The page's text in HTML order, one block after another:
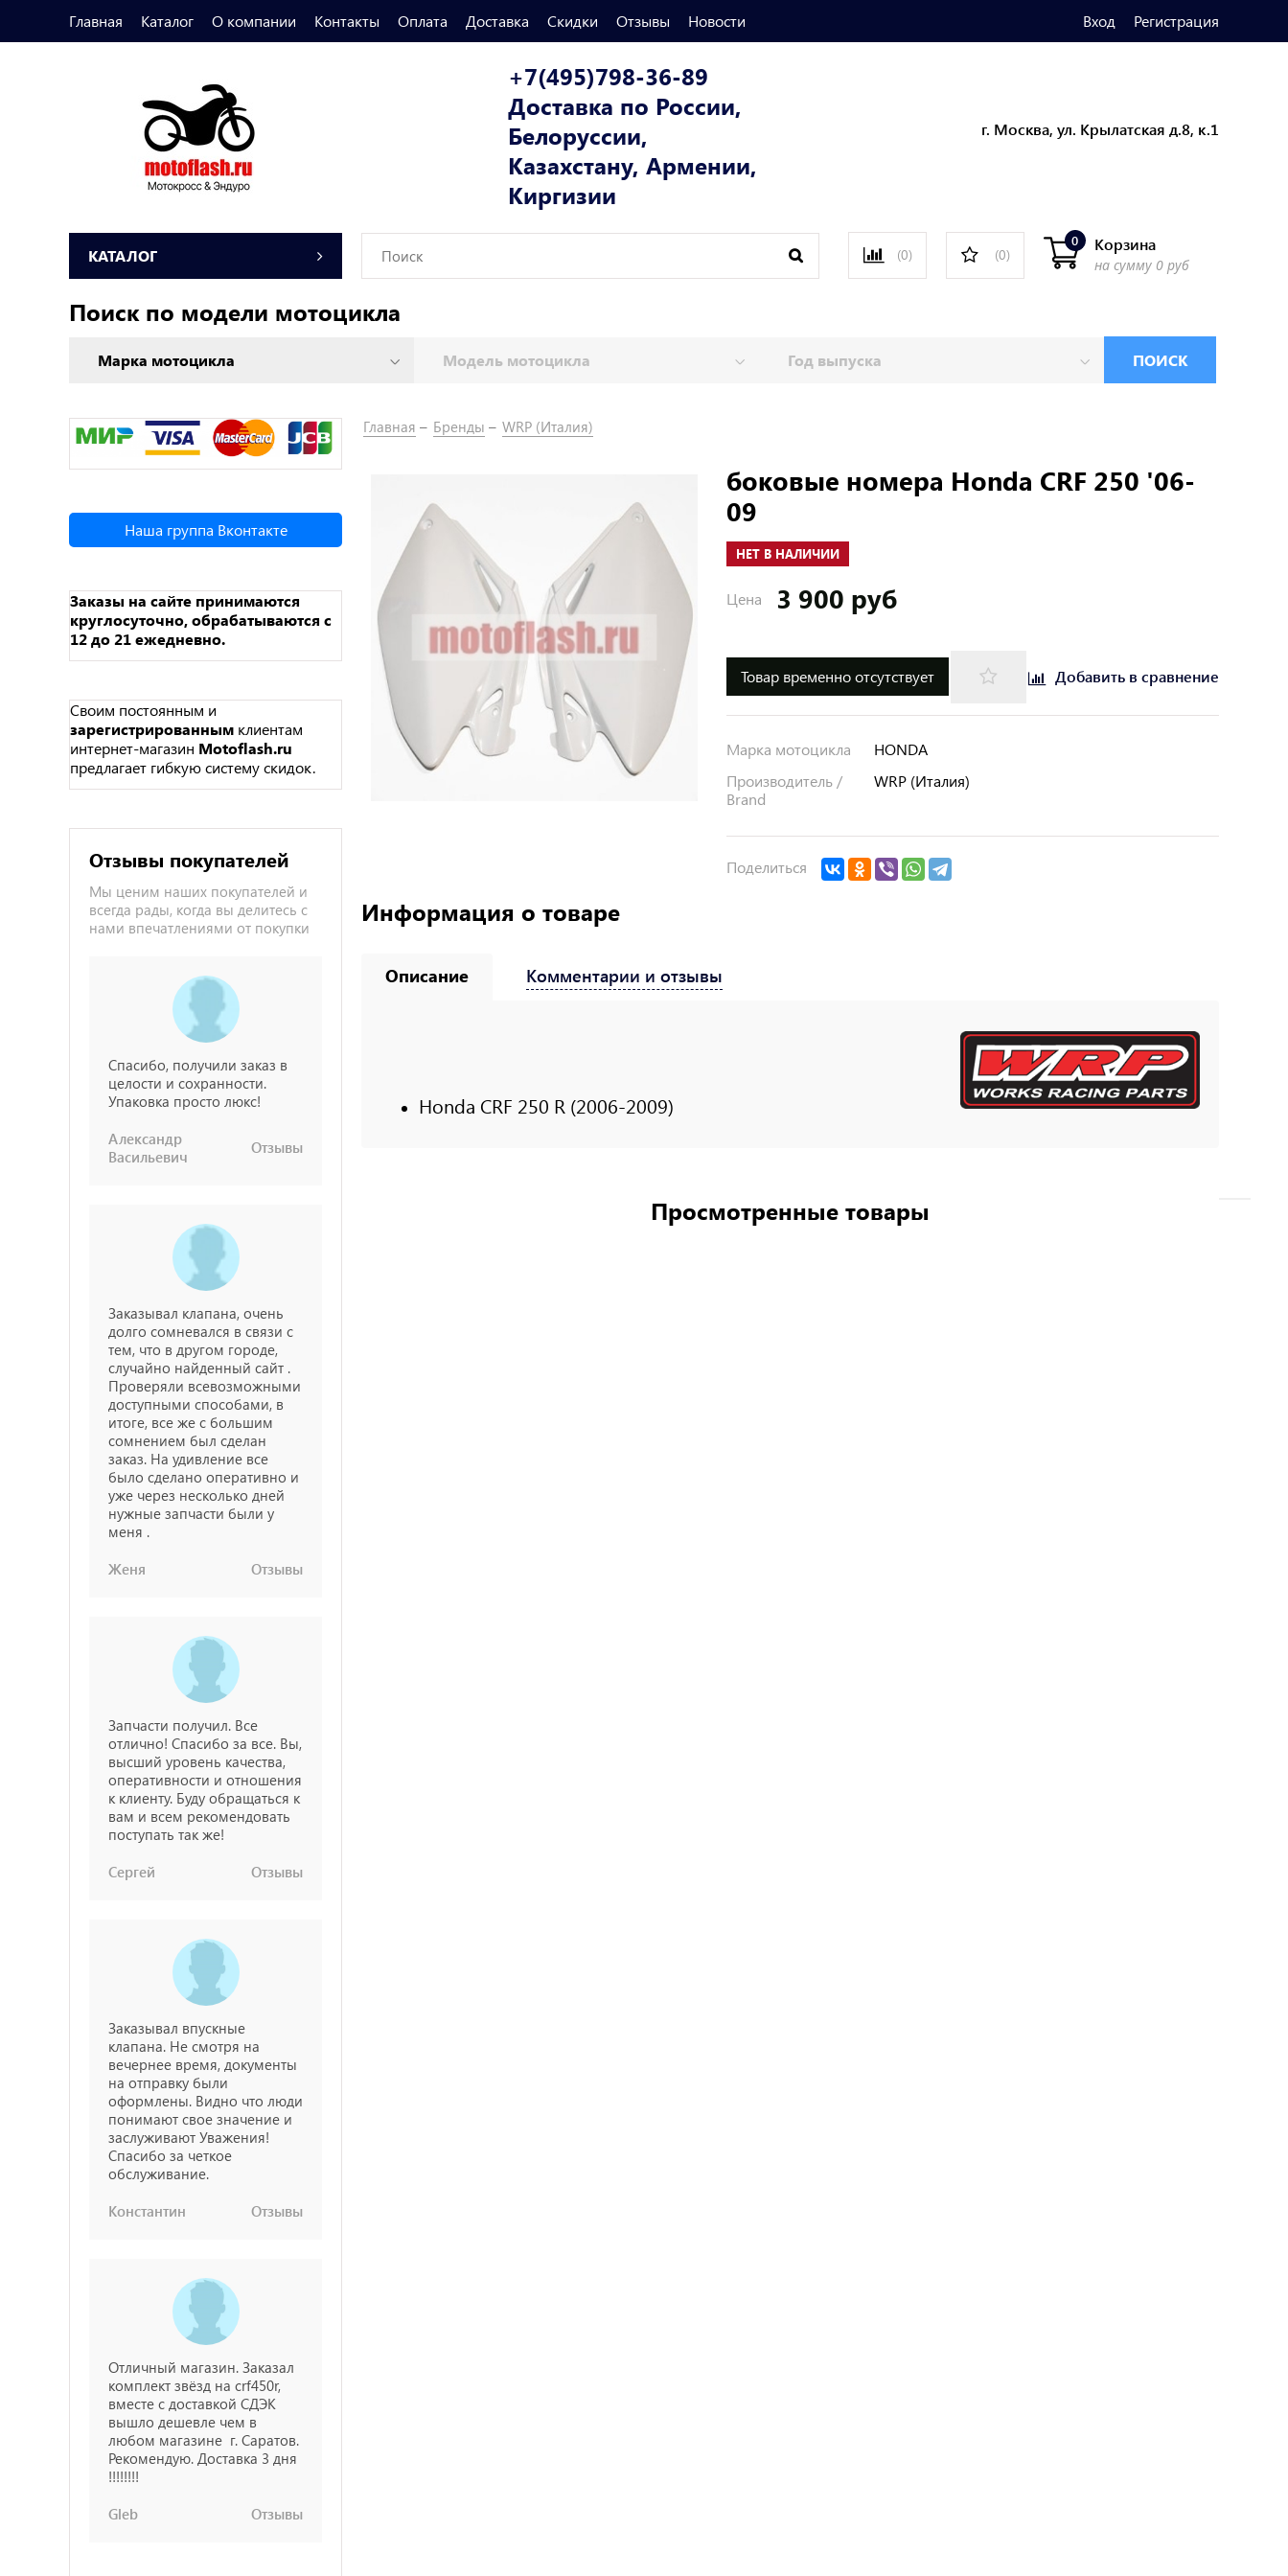
Главная Каталог О компании Контакты Оплата Доставка Скидки Отзывы Новости Вход Регистрация
+7(495)798-36-89
Доставка по России,
Белоруссии,
Казахстану, Армении,
Киргизии
г. Москва, ул. Крылатская д.8, к.1
КАТАЛОГ (0) (0)
Корзина
0
на сумму 0 руб
Поиск по модели мотоцикла
ПОИСК
Наша группа Вконтакте
Заказы на сайте принимаются
круглосуточно, обрабатываются с
12 до 21 ежедневно.
Своим постоянным и
зарегистрированным клиентам
интернет-магазин Motoflash.ru
предлагает гибкую систему скидок.
Отзывы покупателей
Мы ценим наших покупателей и
всегда рады, когда вы делитесь с
нами впечатлениями от покупки
Спасибо, получили заказ в
целости и сохранности.
Упаковка просто люкс!
Александр
Васильевич
Отзывы
Заказывал клапана, очень
долго сомневался в связи с
тем, что в другом городе,
случайно найденный сайт .
Проверяли всевозможными
доступными способами, в
итоге, все же с большим
сомнением был сделан
заказ. На удивление все
было сделано оперативно и
уже через несколько дней
нужные запчасти были у
меня .
Женя
Отзывы
Запчасти получил. Все
отлично! Спасибо за все. Вы,
высший уровень качества,
оперативности и отношения
к клиенту. Буду обращаться к
вам и всем рекомендовать
поступать так же!
Сергей
Отзывы
Заказывал впускные
клапана. Не смотря на
вечернее время, документы
на отправку были
оформлены. Видно что люди
понимают свое значение и
заслуживают Уважения!
Спасибо за четкое
обслуживание.
Константин
Отзывы
Отличный магазин. Заказал
комплект звёзд на crf450r,
вместе с доставкой СДЭК
вышло дешевле чем в
любом магазине г. Саратов.
Рекомендую. Доставка 3 дня
!!!!!!!!
Gleb
Отзывы
Главная Бренды WRP (Италия)
боковые номера Honda CRF 250 '06-
09
НЕТ В НАЛИЧИИ
Цена 3 900 руб
Товар временно отсутствует Добавить в сравнение
Марка мотоцикла
HONDA
Производитель /
Brand
WRP (Италия)
Поделиться
Информация о товаре
Описание
Honda CRF 250 R (2006-2009)
Комментарии и отзывы
Просмотренные товары